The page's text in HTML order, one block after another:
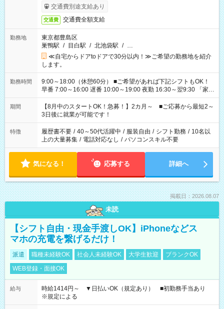
交通費別途支給あり
交通費 交通費全額支給
勤務地
東京都豊島区
巣鴨駅 / 目白駅 / 北池袋駅 / …
≪自宅からドアtoドアで30分以内！≫ご希望の勤務地を紹介
します。
勤務時間
9:00～18:00（休憩60分） ■ご希望があれば下記シフトもOK！
早番 7:00～16:00 遅番 10:00～19:00 夜勤 16:30～翌9:30 「家族
と休みを合わせたい」 「余裕を持って夕飯の準備がしたい」
「できれば残業はしたくない」 など、ご希望を教えてください
ね。 ※Wワーク希望の方へ 今ご覧のお仕事で希望する勤務時間
と、もう1つのお仕事の勤務時間。 合計で週40時間を超える場
合は応募できません。
期間
【8月中のスタートOK！急募！】2カ月～ ■ご応募から最短2～
3日後に就業が可能です！
特徴 履歴書不要 / 40～50代活躍中 / 服装自由 / シフト勤務 / 10名以
上の大量募集 / 電話対応なし / パソコンスキル不要
気になる！ 応募する 詳細へ
掲載日：2026.08.07
未読
【シフト自由・現金手渡しOK】iPhoneなどス
マホの充電を繋げるだけ！
派遣 職種未経験OK 社会人未経験OK 大学生歓迎
ブランクOK
WEB登録・面接OK
給与
時給1414円～ ▼日払いOK（規定あり） ■初勤務手当あり
※規定による